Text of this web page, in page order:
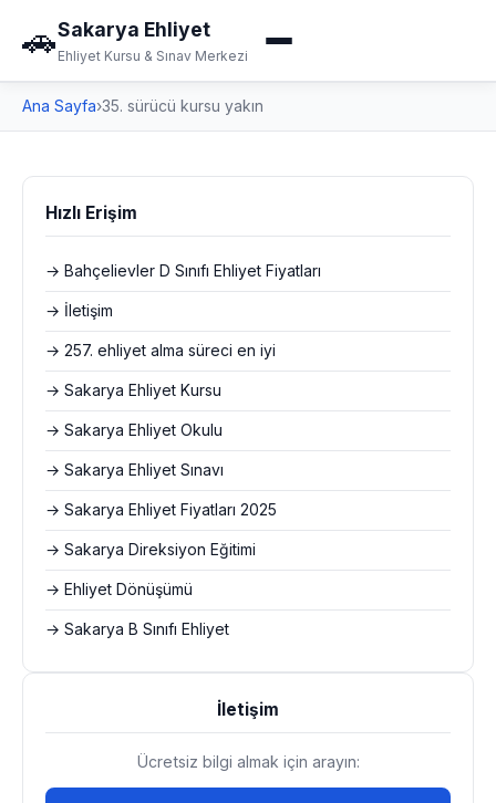
🚗Sakarya Ehliyet
Ehliyet Kursu & Sınav Merkezi
Ana Sayfa›35. sürücü kursu yakın
Hızlı Erişim
→ Bahçelievler D Sınıfı Ehliyet Fiyatları
→ İletişim
→ 257. ehliyet alma süreci en iyi
→ Sakarya Ehliyet Kursu
→ Sakarya Ehliyet Okulu
→ Sakarya Ehliyet Sınavı
→ Sakarya Ehliyet Fiyatları 2025
→ Sakarya Direksiyon Eğitimi
→ Ehliyet Dönüşümü
→ Sakarya B Sınıfı Ehliyet
İletişim
Ücretsiz bilgi almak için arayın: